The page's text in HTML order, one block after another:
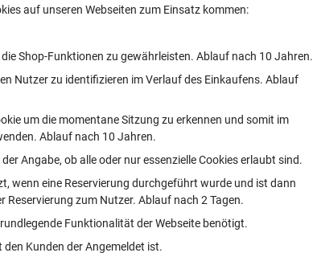
auf unseren Webseiten zum Einsatz kommen:
die Shop-Funktionen zu gewährleisten. Ablauf nach 10 Jahren.
Nutzer zu identifizieren im Verlauf des Einkaufens. Ablauf
um die momentane Sitzung zu erkennen und somit im
Ablauf nach 10 Jahren.
Angabe, ob alle oder nur essenzielle Cookies erlaubt sind.
wenn eine Reservierung durchgeführt wurde und ist dann
Reservierung zum Nutzer. Ablauf nach 2 Tagen.
Funktionalität der Webseite benötigt.
Kunden der Angemeldet ist.